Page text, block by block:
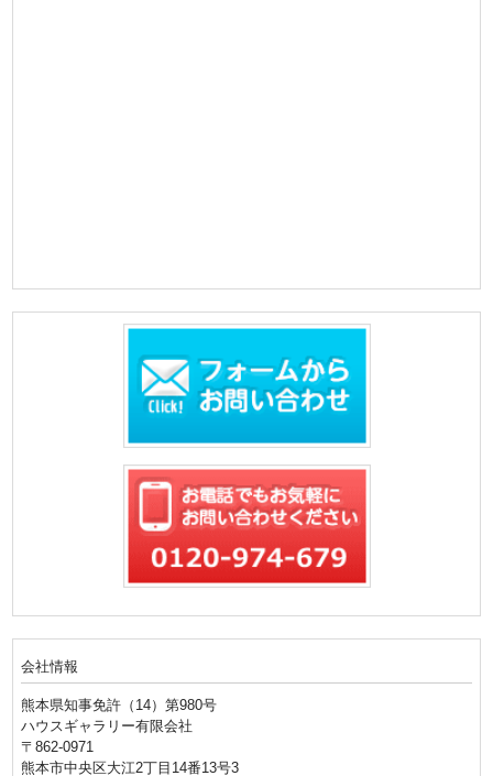
会社情報
熊本県知事免許（14）第980号
ハウスギャラリー有限会社
〒862-0971
熊本市中央区大江2丁目14番13号3